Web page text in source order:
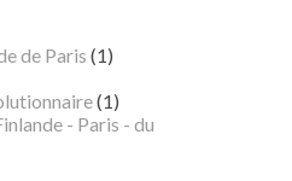
de Paris (1)
(1)
- Paris - du